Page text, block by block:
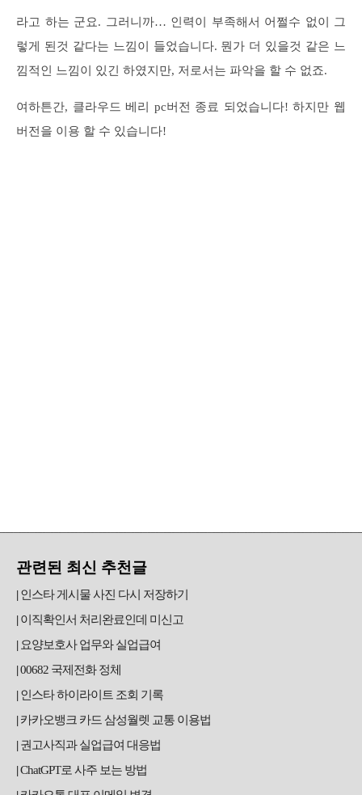
라고 하는 군요. 그러니까… 인력이 부족해서 어쩔수 없이 그
렇게 된것 같다는 느낌이 들었습니다. 뭔가 더 있을것 같은 느
낌적인 느낌이 있긴 하였지만, 저로서는 파악을 할 수 없죠.
여하튼간, 클라우드 베리 pc버전 종료 되었습니다! 하지만 웹
버전을 이용 할 수 있습니다!
관련된 최신 추천글
인스타 게시물 사진 다시 저장하기
이직확인서 처리완료인데 미신고
요양보호사 업무와 실업급여
00682 국제전화 정체
인스타 하이라이트 조회 기록
카카오뱅크 카드 삼성월렛 교통 이용법
권고사직과 실업급여 대응법
ChatGPT로 사주 보는 방법